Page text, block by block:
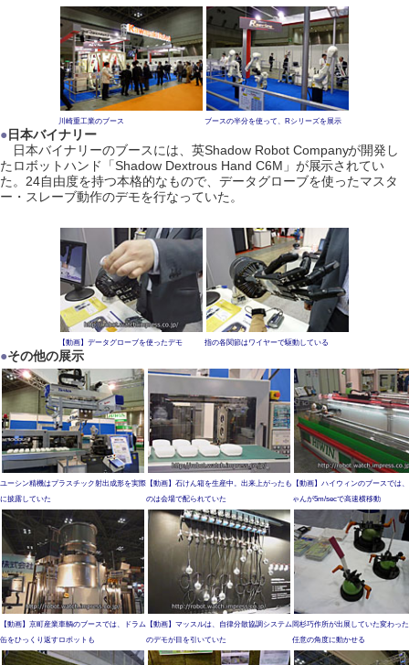
川崎重工業のブース ブースの半分を使って、Rシリーズを展示
● 日本バイナリー
日本バイナリーのブースには、英Shadow Robot Companyが開発し
たロボットハンド「Shadow Dextrous Hand C6M」が展示されてい
た。24自由度を持つ本格的なもので、データグローブを使ったマスタ
ー・スレーブ動作のデモを行なっていた。
【動画】データグローブを使ったデモ 指の各関節はワイヤーで駆動している
●その他の展示
ユーシン精機はプラスチック射出成形を実際
に披露していた
【動画】石けん箱を生産中。出来上がったも
のは会場で配られていた
【動画】ハイウィンのブースでは
ゃんが5m/secで高速横移動
【動画】京町産業車輌のブースでは、ドラム
缶をひっくり返すロボットも
【動画】マッスルは、自律分散協調システム
のデモが目を引いていた
岡杉巧作所が出展していた変わっ
任意の角度に動かせる